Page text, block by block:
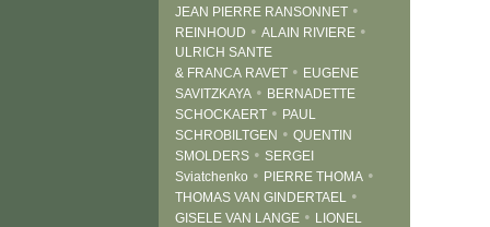
JEAN PIERRE RANSONNET •
REINHOUD • ALAIN RIVIERE •
ULRICH SANTE
& FRANCA RAVET • EUGENE
SAVITZKAYA • BERNADETTE
SCHOCKAERT • PAUL
SCHROBILTGEN • QUENTIN
SMOLDERS • SERGEI
Sviatchenko • PIERRE THOMA •
THOMAS VAN GINDERTAEL •
GISELE VAN LANGE • LIONEL